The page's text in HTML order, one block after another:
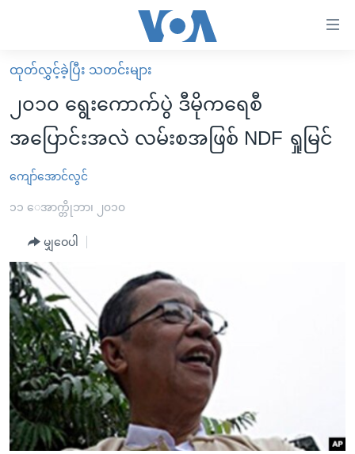
လွယ်ကူ
စေ
များ
ပင်မ
ကျော်
ကြည့်
ရန်
ပင်မ
ညွန်း
စာမျက်နှာ
သို့
ကျော်
မူလစာမျက်နှာ
မြန်မာ
ကမ္ဘာ့သတင်းများ
နိုင်ငံတကာ
အစ္စရေး-ပါလက်စတိုင်း
ဗွီဒီယို
အင်္ဂလိပ်စာလေ့လာမယ်
အမေရိကန်သုံးအီဒီယံ
မကြေးမုံရဲ့ အင်္ဂလိပ်စာ
ရုပ်ရှင်ထဲက အင်္ဂလိပ်စာ
သုတပဒေသာ အင်္ဂလိပ်စာ
အပတ်စဉ်ကဏ္ဍများ
ရေဒီယို
တီဗွီ
ရေဒီယိုနှင့်ရုပ်သံ အချက်အလက်များ
ရေဒီယို/တီဗွီအစီအစဉ်
Learning English
ဗွီအိုအေ လူမှုကွန်ယက်များ
ထုတ်လွှင့်ခဲ့ပြီး သတင်းများ
၂၀၁၀ ရွေးကောက်ပွဲ ဒီမိုကရေစီ
အပြောင်းအလဲ လမ်းစအဖြစ် NDF ရှုမြင်
ကျော်အောင်လွင်
၁၁ ေအာက္တိုဘာ၊ ၂၀၁၀
မျှဝေပါ